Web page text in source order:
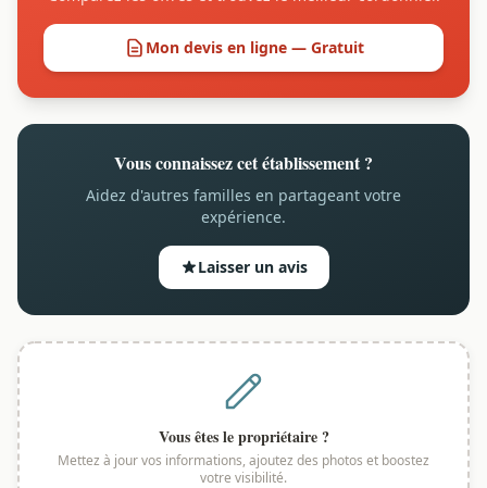
Mon devis en ligne — Gratuit
Vous connaissez cet établissement ?
Aidez d'autres familles en partageant votre
expérience.
Laisser un avis
Vous êtes le propriétaire ?
Mettez à jour vos informations, ajoutez des photos et boostez
votre visibilité.